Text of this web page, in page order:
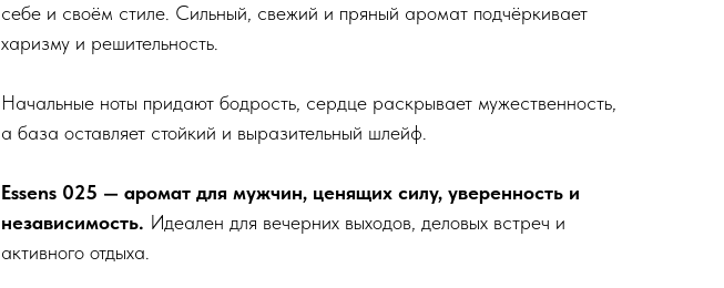
себе и своём стиле. Сильный, свежий и пряный аромат подчёркивает
харизму и решительность.
Начальные ноты придают бодрость, сердце раскрывает мужественность,
а база оставляет стойкий и выразительный шлейф.
Essens 025 — аромат для мужчин, ценящих силу, уверенность и
независимость. Идеален для вечерних выходов, деловых встреч и
активного отдыха.